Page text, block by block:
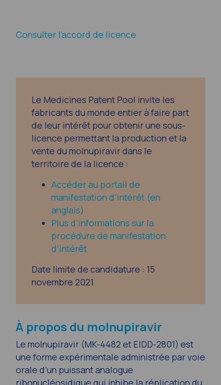
Consulter l’accord de licence
Le Medicines Patent Pool invite les
fabricants du monde entier à faire part
de leur intérêt pour obtenir une sous-
licence permettant la production et la
vente du molnupiravir dans le
territoire de la licence :
Accéder au portail de
manifestation d’intérêt (en
anglais)
Plus d’informations sur la
procédure de manifestation
d’intérêt
Date limite de candidature : 15
novembre 2021
À propos du molnupiravir
Le molnupiravir (MK-4482 et EIDD-2801) est
une forme expérimentale administrée par voie
orale d’un puissant analogue